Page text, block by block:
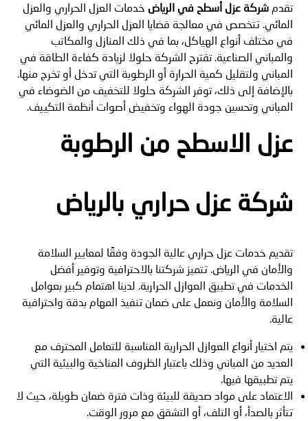
تقدمشركة عزل أسطح في الرياض خدمات العزل الحراري والعزل
المائي. تتخصص في معالجة قضايا العزل الحراري والعزل المائي
في مختلف أنواع الهياكل، بما في ذلك المنازل والمكاتب
والمباني الصناعية. تقترح الشركة حلولا لزيادة كفاءة الطاقة في
المباني ولتقليل كمية الحرارة أو الرطوبة التي تدخل أو تخرج منها.
بالإضافة إلى ذلك، توفر الشركة حلولا للتخفيف من الضوضاء في
المباني وتحسين جودة الهواء وتخفيض أصوات أنظمة التكييف.
عزل الاسطح من الرطوبة
شركة عزل حراري بالرياض
تقديم خدمات عزل حراري عالية الجودة وفقًا لمعايير السلامة
والأمان في الرياض. تتميز شركتنا بالاحترافية وتوفير أفضل
الخدمات في تطبيق العوازل الحرارية. لدينا اهتمام كبير بعوامل
السلامة والأمان ونعمل على ضمان تنفيذ المهام بدقة واحترافية
عالية.
يتم اختيار أنواع العوازل الحرارية المناسبة للتعامل المحترف مع
العديد من المباني وذلك باعتبار الظروف المناخية والبيئية التي
يتم تطبيقها فيها.
الاعتماد على مواد صديقة للبيئة وذات فترة ضمان طويلة، حيث لا
تتأثر بالصدأ، أو التلف، أو التشقق مع مرور الوقت.